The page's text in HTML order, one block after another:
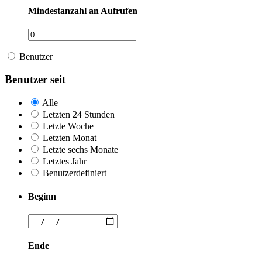
Mindestanzahl an Aufrufen
Benutzer
Benutzer seit
Alle
Letzten 24 Stunden
Letzte Woche
Letzten Monat
Letzte sechs Monate
Letztes Jahr
Benutzerdefiniert
Beginn
Ende